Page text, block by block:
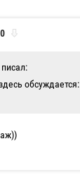
0
обсуждается: